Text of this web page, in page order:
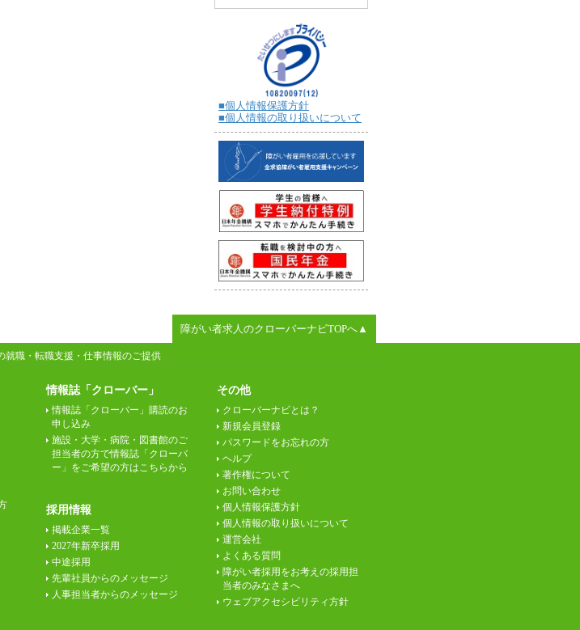
■個人情報保護方針
■個人情報の取り扱いについて
障がい者求人のクローバーナビTOPへ▲
就職・転職支援・仕事情報のご提供
情報誌「クローバー」
情報誌「クローバー」購読のお
申し込み
施設・大学・病院・図書館のご
担当者の方で情報誌「クローバ
ー」をご希望の方はこちらから
採用情報
掲載企業一覧
2027年新卒採用
中途採用
先輩社員からのメッセージ
人事担当者からのメッセージ
その他
クローバーナビとは？
新規会員登録
パスワードをお忘れの方
ヘルプ
著作権について
お問い合わせ
個人情報保護方針
個人情報の取り扱いについて
運営会社
よくある質問
障がい者採用をお考えの採用担
当者のみなさまへ
ウェブアクセシビリティ方針